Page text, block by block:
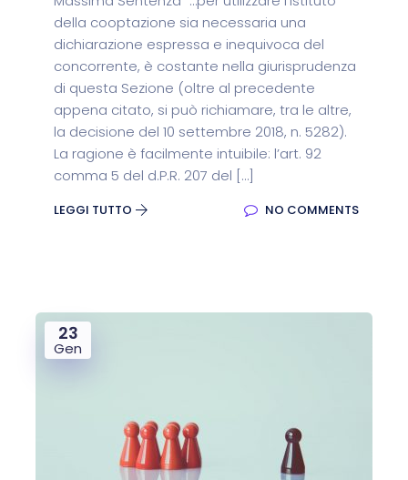
della cooptazione sia necessaria una
dichiarazione espressa e inequivoca del
concorrente, è costante nella giurisprudenza
di questa Sezione (oltre al precedente
appena citato, si può richiamare, tra le altre,
la decisione del 10 settembre 2018, n. 5282).
La ragione è facilmente intuibile: l’art. 92
comma 5 del d.P.R. 207 del […]
LEGGI TUTTO NO COMMENTS
23
Gen